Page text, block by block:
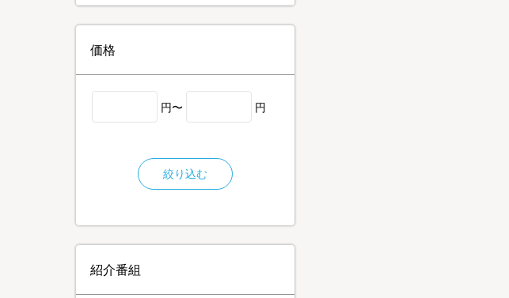
価格
円〜 円
絞り込む
紹介番組